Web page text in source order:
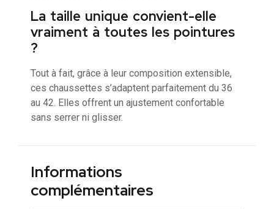
La taille unique convient-elle
vraiment à toutes les pointures
?
Tout à fait, grâce à leur composition extensible,
ces chaussettes s’adaptent parfaitement du 36
au 42. Elles offrent un ajustement confortable
sans serrer ni glisser.
Informations
complémentaires